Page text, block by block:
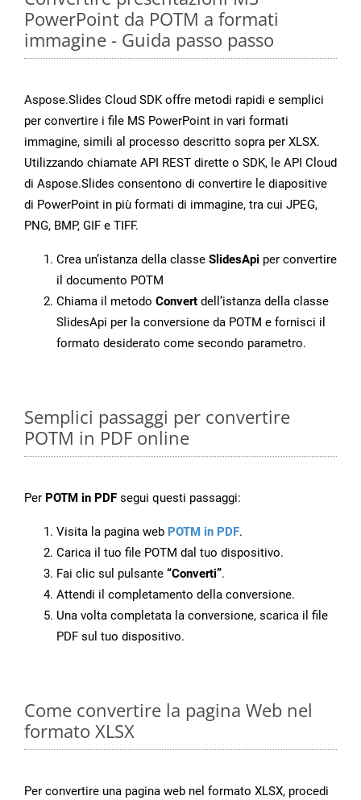
PowerPoint da POTM a formati
immagine - Guida passo passo
Aspose.Slides Cloud SDK offre metodi rapidi e semplici
per convertire i file MS PowerPoint in vari formati
immagine, simili al processo descritto sopra per XLSX.
Utilizzando chiamate API REST dirette o SDK, le API Cloud
di Aspose.Slides consentono di convertire le diapositive
di PowerPoint in più formati di immagine, tra cui JPEG,
PNG, BMP, GIF e TIFF.
Crea un’istanza della classe SlidesApi per convertire
il documento POTM
Chiama il metodo Convert dell’istanza della classe
SlidesApi per la conversione da POTM e fornisci il
formato desiderato come secondo parametro.
Semplici passaggi per convertire
POTM in PDF online
Per POTM in PDF segui questi passaggi:
Visita la pagina web POTM in PDF.
Carica il tuo file POTM dal tuo dispositivo.
Fai clic sul pulsante “Converti”.
Attendi il completamento della conversione.
Una volta completata la conversione, scarica il file
PDF sul tuo dispositivo.
Come convertire la pagina Web nel
formato XLSX
Per convertire una pagina web nel formato XLSX, procedi